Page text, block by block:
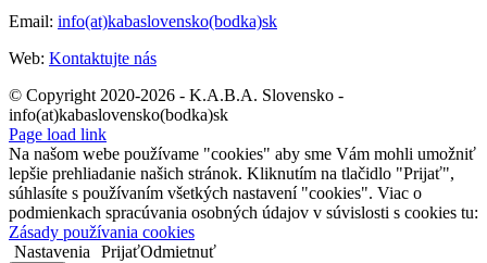
Email: info(at)kabaslovensko(bodka)sk
Web: Kontaktujte nás
© Copyright 2020-2026 - K.A.B.A. Slovensko -
info(at)kabaslovensko(bodka)sk
Page load link
Na našom webe používame "cookies" aby sme Vám mohli umožniť
lepšie prehliadanie našich stránok. Kliknutím na tlačidlo "Prijať",
súhlasíte s používaním všetkých nastavení "cookies". Viac o
podmienkach spracúvania osobných údajov v súvislosti s cookies tu:
Zásady používania cookies
Nastavenia
PrijaťOdmietnuť